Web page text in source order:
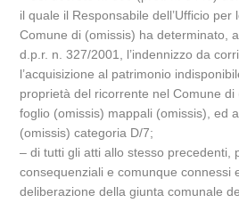
il quale il Responsabile dell’Ufficio per
Comune di (omissis) ha determinato,
d.p.r. n. 327/2001, l’indennizzo da
l’acquisizione al patrimonio
proprietà del ricorrente nel Comune di
foglio (omissis) mappali (omissis), ed
(omissis) categoria D/7;
– di tutti gli atti allo stesso precedenti,
consequenziali e comunque connessi
deliberazione della giunta comunale